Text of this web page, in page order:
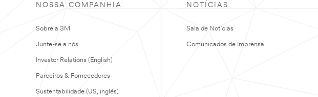
NOSSA COMPANHIA
Sobre a 3M
Junte-se a nós
Investor Relations (English)
Parceiros & Fornecedores
Sustentabilidade (US, inglés)
NOTÍCIAS
Sala de Notícias
Comunicados de Imprensa